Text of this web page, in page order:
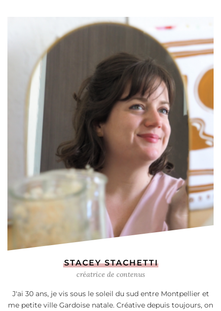
STACEY STACHETTI
créatrice de contenus
J'ai 30 ans, je vis sous le soleil du sud entre Montpellier et
me petite ville Gardoise natale. Créative depuis toujours, on